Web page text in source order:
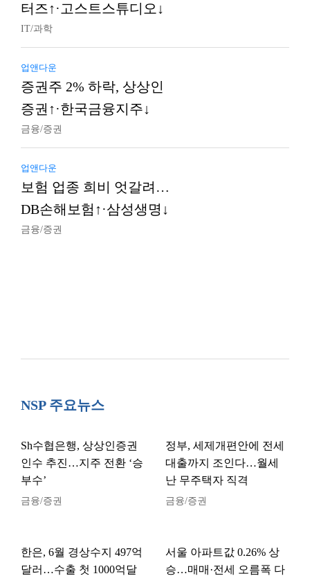
터즈↑·고스트스튜디오↓
IT/과학
업앤다운
증권주 2% 하락, 상상인
증권↑·한국금융지주↓
금융/증권
업앤다운
보험 업종 희비 엇갈려…
DB손해보험↑·삼성생명↓
금융/증권
NSP 주요뉴스
Sh수협은행, 상상인증권
인수 추진…지주 전환 ‘승
부수’
금융/증권
정부, 세제개편안에 전세
대출까지 조인다…월세
난 무주택자 직격
금융/증권
한은, 6월 경상수지 497억
달러…수출 첫 1000억달
서울 아파트값 0.26% 상
승…매매·전세 오름폭 다